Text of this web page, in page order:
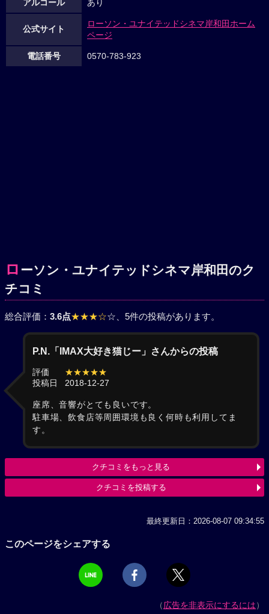
アルコール あり
公式サイト
ローソン・ユナイテッドシネマ岸和田ホーム
ページ
電話番号 0570-783-923
ロ ーソン・ユナイテッドシネマ岸和田のク
チコミ
総合評価： 3.6点★★★☆☆ 、5件の投稿があります。
P.N.「IMAX大好き猫じー」さんからの投稿
評価
★★★★★
投稿日
2018-12-27
座席、音響がとても良いです。
駐車場、飲食店等周囲環境も良く何時も利用してま
す。
クチコミをもっと見る
クチコミを投稿する
最終更新日：2026-08-07 09:34:55
このページをシェアする
（広告を非表示にするには）